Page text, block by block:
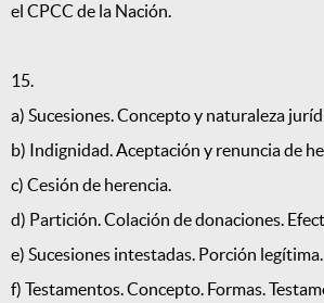
el CPCC de la Nación.
15.
a) Sucesiones. Concepto y naturaleza
b) Indignidad. Aceptación y renuncia de
c) Cesión de herencia.
d) Partición. Colación de donaciones.
e) Sucesiones intestadas. Porción legítima.
f) Testamentos. Concepto. Formas.